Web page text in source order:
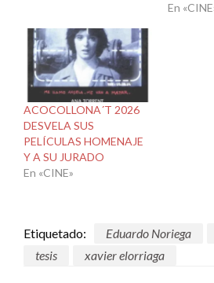
En
ACOCOLLONA´T 2026
DESVELA SUS
PELÍCULAS HOMENAJE
Y A SU JURADO
En «CINE»
Etiquetado: Eduardo Noriega
tesis
xavier elorriaga